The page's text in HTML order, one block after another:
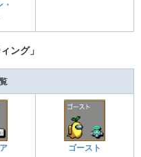
・
ング」
ゴースト